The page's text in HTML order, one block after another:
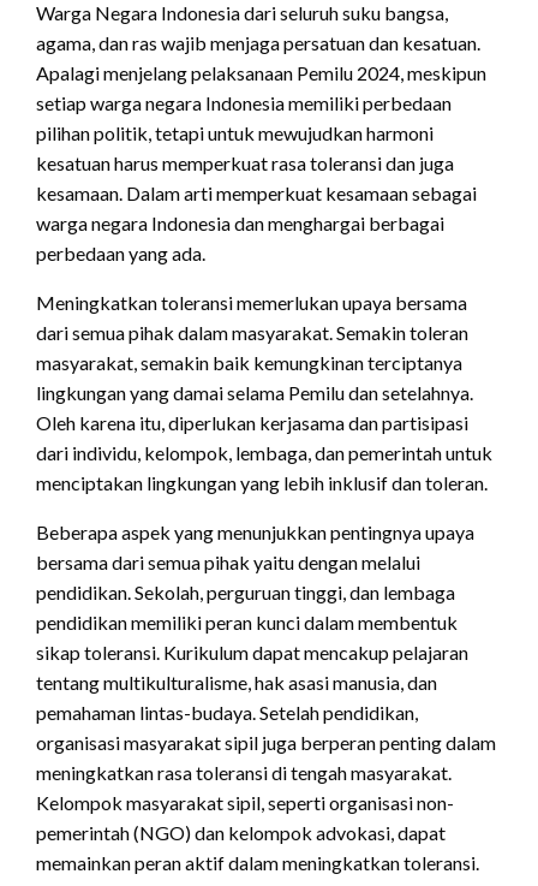
Warga Negara Indonesia dari seluruh suku bangsa,
agama, dan ras wajib menjaga persatuan dan kesatuan.
Apalagi menjelang pelaksanaan Pemilu 2024, meskipun
setiap warga negara Indonesia memiliki perbedaan
pilihan politik, tetapi untuk mewujudkan harmoni
kesatuan harus memperkuat rasa toleransi dan juga
kesamaan. Dalam arti memperkuat kesamaan sebagai
warga negara Indonesia dan menghargai berbagai
perbedaan yang ada.
Meningkatkan toleransi memerlukan upaya bersama
dari semua pihak dalam masyarakat. Semakin toleran
masyarakat, semakin baik kemungkinan terciptanya
lingkungan yang damai selama Pemilu dan setelahnya.
Oleh karena itu, diperlukan kerjasama dan partisipasi
dari individu, kelompok, lembaga, dan pemerintah untuk
menciptakan lingkungan yang lebih inklusif dan toleran.
Beberapa aspek yang menunjukkan pentingnya upaya
bersama dari semua pihak yaitu dengan melalui
pendidikan. Sekolah, perguruan tinggi, dan lembaga
pendidikan memiliki peran kunci dalam membentuk
sikap toleransi. Kurikulum dapat mencakup pelajaran
tentang multikulturalisme, hak asasi manusia, dan
pemahaman lintas-budaya. Setelah pendidikan,
organisasi masyarakat sipil juga berperan penting dalam
meningkatkan rasa toleransi di tengah masyarakat.
Kelompok masyarakat sipil, seperti organisasi non-
pemerintah (NGO) dan kelompok advokasi, dapat
memainkan peran aktif dalam meningkatkan toleransi.